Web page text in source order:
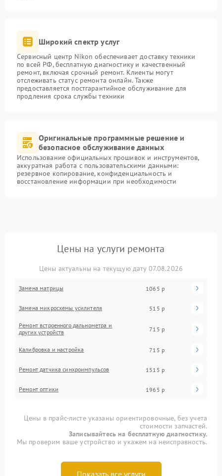
Широкий спектр услуг
Сервисный центр Nikon обеспечивает доставку техники
по всей РФ, бесплатную диагностику и качественный
ремонт, включая срочный ремонт. Клиенты могут
отслеживать статус ремонта онлайн. Также
предоставляется постгарантийное обслуживание для
продления срока службы техники
Оригинальные программные решение и
безопасное обслуживание данных
Использование официальных прошивок и инструментов,
аккуратная работа с пользовательскими данными:
резервное копирование, конфиденциальность и
восстановление информации при необходимости
Цены на услуги ремонта
Цены актуальны на текущую дату 07.08.2026
Замена матрицы 1065 р
Замена микросхемы усилителя 515 р
Ремонт встроенного дальнометра и
других устройств
715 р
Калибровка и настройка 715 р
Ремонт датчика синхроимпульсов 1515 р
Ремонт оптики 1965 р
Цены в прайс-листе указаны ориентировочные, без учета
стоимости запчастей.
Записывайтесь на бесплатную диагностику.
Мы проверим ваше устройство и укажем на неисправность.
Показать все услуги